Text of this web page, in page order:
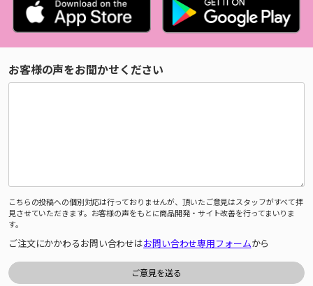
お客様の声をお聞かせください
こちらの投稿への個別対応は行っておりませんが、頂いたご意見はスタッフがすべて拝
見させていただきます。お客様の声をもとに商品開発・サイト改善を行ってまいりま
す。
ご注文にかかわるお問い合わせはお問い合わせ専用フォームから